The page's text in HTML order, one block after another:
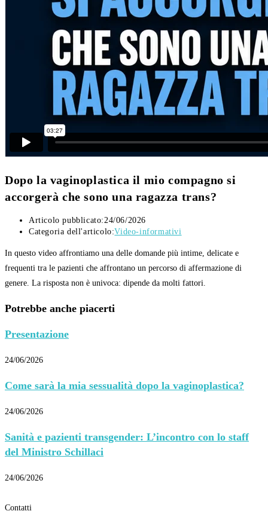
Dopo la vaginoplastica il mio compagno si
accorgerà che sono una ragazza trans?
Articolo pubblicato:24/06/2026
Categoria dell'articolo:Video-informativi
In questo video affrontiamo una delle domande più intime, delicate e
frequenti tra le pazienti che affrontano un percorso di affermazione di
genere. La risposta non è univoca: dipende da molti fattori.
Potrebbe anche piacerti
Presentazione
24/06/2026
Come sarà la mia sessualità dopo la vaginoplastica?
24/06/2026
Sanità e pazienti transgender: L’incontro con lo staff
del Ministro Schillaci
24/06/2026
Contatti